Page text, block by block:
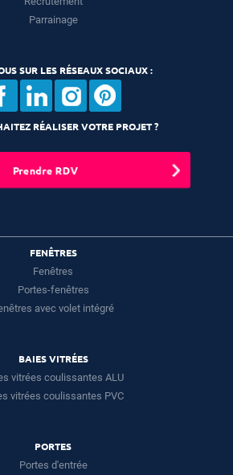
Parrainage
SUR LES RÉSEAUX SOCIAUX :
RÉALISER VOTRE PROJET ?
Prendre RDV
FENÊTRES
Fenêtres
Portes-fenêtres
avec volet intégré
BAIES VITRÉES
vitrées coulissantes ALU
vitrées coulissantes PVC
PORTES
Portes d'entrée